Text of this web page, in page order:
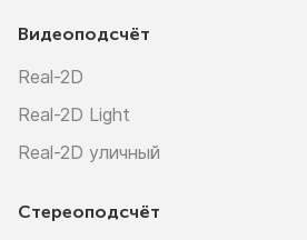
Видеоподсчёт
Real-2D
Real-2D Light
Real-2D уличный
Стереоподсчёт